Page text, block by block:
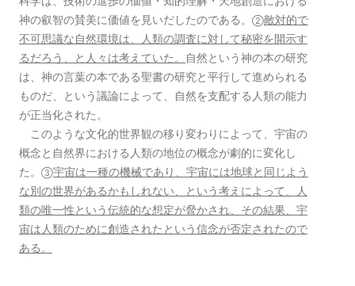
神の叡智の賛美に価値を見いだしたのである。
②敵対的で
不可思議な自然環境は、人類の調査に対して秘密を開示す
るだろう、と人々は考えていた。
自然という神の本の研究
は、神の言葉の本である聖書の研究と平行して進められる
ものだ、という議論によって、自然を支配する人類の能力
が正当化された。
このような文化的世界観の移り変わりによって、宇宙の
概念と自然界における人類の地位の概念が劇的に変化し
た。
③宇宙は一種の機械であり、宇宙には地球と同じよう
な別の世界があるかもしれない、という考えによって、人
類の唯一性という伝統的な想定が脅かされ、その結果、宇
宙は人類のために創造されたという信念が否定されたので
ある。